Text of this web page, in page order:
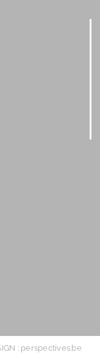
: perspectives.be